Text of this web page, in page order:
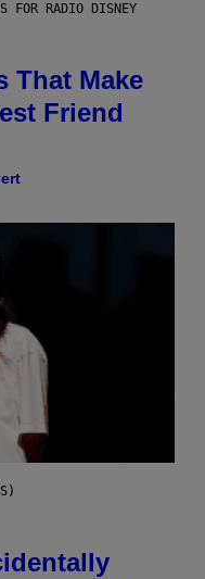
FOR RADIO DISNEY
That Make
Friend